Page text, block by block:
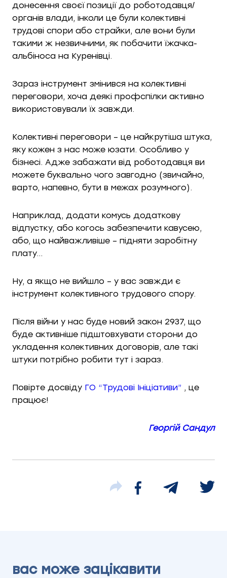
донесення своєї позиції до роботодавця/
органів влади, інколи це були колективні
трудові спори або страйки, але вони були
такими ж незвичними, як побачити їжачка-
альбіноса на Куренівці.
Зараз інструмент змінився на колективні
переговори, хоча деякі профспілки активно
використовувалиїх завжди.
Колективні переговори – це найкрутіша штука,
яку кожен з нас може юзати. Особливо у
бізнесі. Адже забажати від роботодавця ви
можете буквально чого завгодно (звичайно,
варто, напевно, бути в межах розумного).
Наприклад, додати комусь додаткову
відпустку, або когось забезпечити кавусею,
або, що найважливіше – підняти заробітну
плату…
Ну, а якщо не вийшло – у вас завжди є
інструмент колективного трудового спору.
Після війни у нас буде новий закон 2937, що
буде активніше підштовхувати сторони до
укладення колективних договорів, але такі
штуки потрібно робити тут і зараз.
Повірте досвіду ГО “Трудові Ініціативи” , це
працює!
Георгій Сандул
вас може зацікавити